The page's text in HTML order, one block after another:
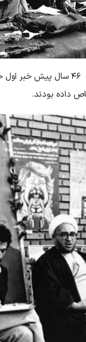
؛ رسانه‌های ایران ۴۶